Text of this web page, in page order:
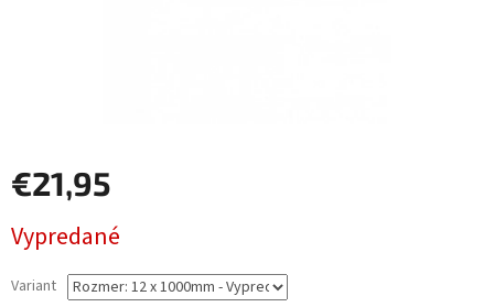
€21,95
cena:
Vypredané
Variant